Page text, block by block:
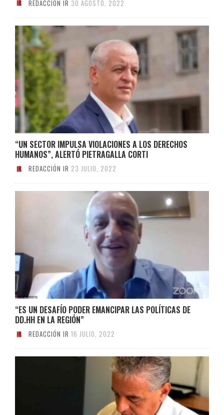
REDACCIÓN IR 30 AGOSTO, 2022
“UN SECTOR IMPULSA VIOLACIONES A LOS DERECHOS
HUMANOS”, ALERTÓ PIETRAGALLA CORTI
REDACCIÓN IR 23 JULIO, 2022
“ES UN DESAFÍO PODER EMANCIPAR LAS POLÍTICAS DE
DD.HH EN LA REGIÓN”
REDACCIÓN IR 16 JULIO, 2022